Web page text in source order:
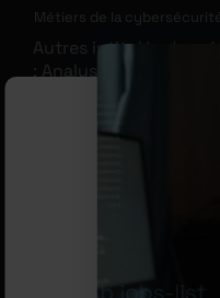
Métiers de la
Autres intitulés du
; Analyste CyberSOC
d’incident ; Veilleur-
COMPÉTENCES